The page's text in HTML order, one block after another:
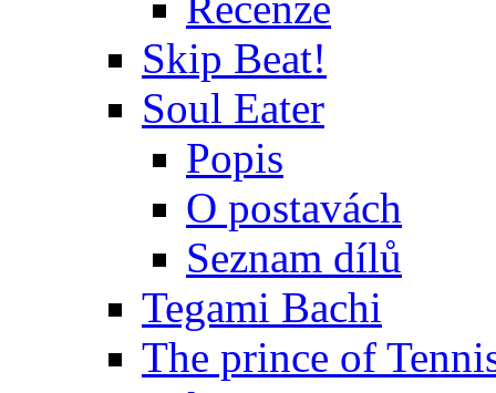
Skip Beat!
Soul Eater
Popis
O postavách
Seznam dílů
Tegami Bachi
The prince of